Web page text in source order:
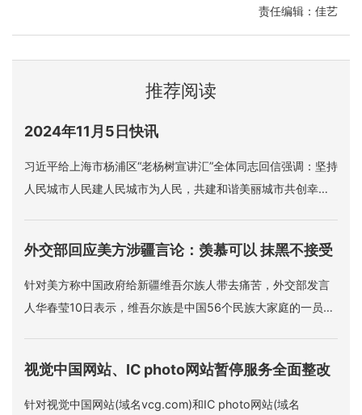
责任编辑：佳艺
推荐阅读
2024年11月5日快讯
习近平给上海市杨浦区“老杨树宣讲汇”全体同志回信强调：坚持
人民城市人民建人民城市为人民，共建和谐美丽城市共创幸福
外交部回应美方涉疆言论：羡慕可以 抹黑不接受
针对美方称中国政府给新疆维吾尔族人带去痛苦，外交部发言
人华春莹10日表示，维吾尔族是中国56个民族大家庭的一员，
是可以理解的，但是如果美方造谣、抹黑、污蔑，这是不能接
受的。
视觉中国网站、IC photo网站暂停服务全面整改
针对视觉中国网站(域名vcg.com)和IC photo网站(域名